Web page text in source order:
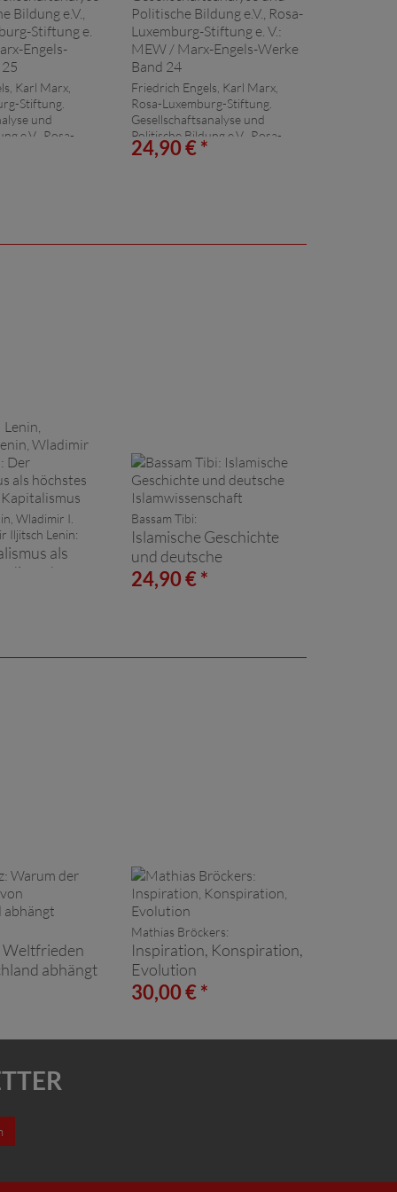
Karl Marx,
Stiftung.
und
e.V., Rosa-
Friedrich Engels, Karl Marx,
Rosa-Luxemburg-Stiftung.
Gesellschaftsanalyse und
Politische Bildung e.V., Rosa-
Luxemburg-Stiftung e. V.:
24,90 € *
Wladimir I.
Iljitsch Lenin:
als
des
Bassam Tibi:
Islamische Geschichte
und deutsche
Islamwissenschaft
24,90 € *
abhängt
Mathias Bröckers:
Inspiration, Konspiration,
Evolution
30,00 € *